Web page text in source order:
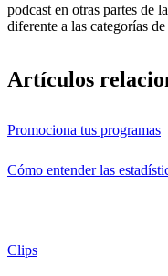
podcast en otras partes de
diferente a las categorías
Artículos
Promociona tus programas
Cómo entender las
Clips